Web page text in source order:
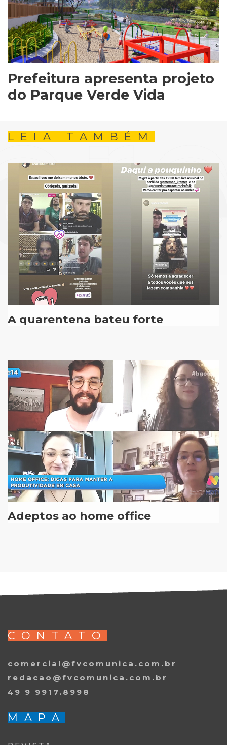
Prefeitura apresenta projeto
do Parque Verde Vida
LEIA TAMBÉM
A quarentena bateu forte
Adeptos ao home office
CONTATO
comercial@fvcomunica.com.br
redacao@fvcomunica.com.br
49 9 9917.8998
MAPA